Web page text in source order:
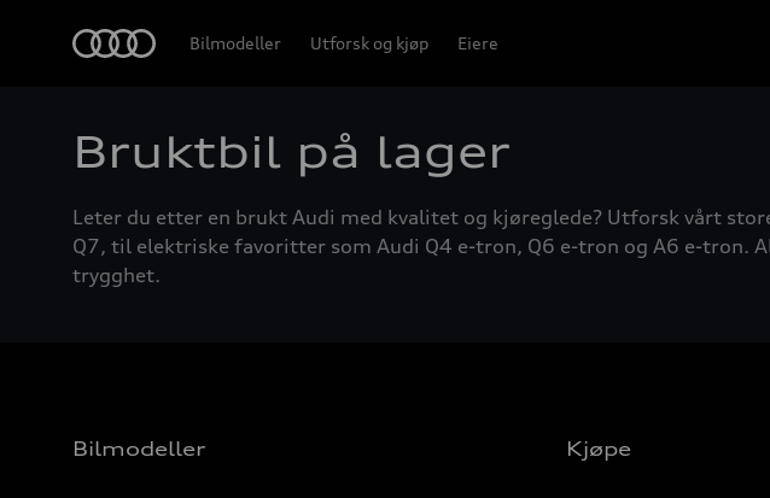
Bilmodeller Utforsk og kjøp Eiere
Bruktbil på lager
Leter du etter en brukt Audi med kvalitet og kjøreglede? Utforsk vårt
Q7, til elektriske favoritter som Audi Q4 e-tron, Q6 e-tron og A6 e-tron.
trygghet.
Bilmodeller Kjøpe